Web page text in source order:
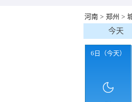
河南 > 郑州 >
今天
6日（今天）